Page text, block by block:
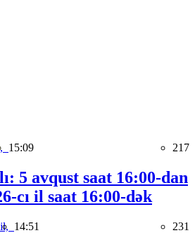
15:09 217
5 avqust saat 16:00-dan
cı il saat 16:00-dək
14:51 231